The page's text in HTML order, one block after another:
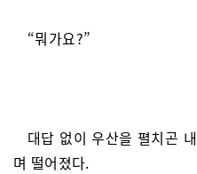
“뭐가요?”
대답 없이 우산을 펼치곤
며 떨어졌다.